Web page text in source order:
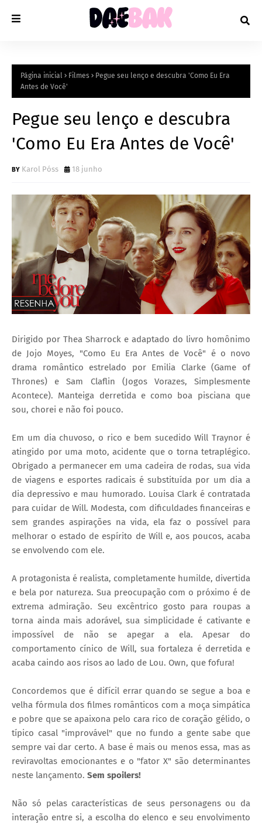
Página inicial Filmes
Pegue seu lenço e descubra 'Como Eu Era
Antes de Você'
Pegue seu lenço e descubra
'Como Eu Era Antes de Você'
Karol Póss 18 junho
Dirigido por Thea Sharrock e adaptado do livro homônimo
de Jojo Moyes, "Como Eu Era Antes de Você" é o novo
drama romântico estrelado por Emilia Clarke (Game of
Thrones) e Sam Claflin (Jogos Vorazes, Simplesmente
Acontece). Manteiga derretida e como boa pisciana que
sou, chorei e não foi pouco.
Em um dia chuvoso, o rico e bem sucedido Will Traynor é
atingido por uma moto, acidente que o torna tetraplégico.
Obrigado a permanecer em uma cadeira de rodas, sua vida
de viagens e esportes radicais é substituída por um dia a
dia depressivo e mau humorado. Louisa Clark é contratada
para cuidar de Will. Modesta, com dificuldades financeiras e
sem grandes aspirações na vida, ela faz o possível para
melhorar o estado de espírito de Will e, aos poucos, acaba
se envolvendo com ele.
A protagonista é realista, completamente humilde, divertida
e bela por natureza. Sua preocupação com o próximo é de
extrema admiração. Seu excêntrico gosto para roupas a
torna ainda mais adorável, sua simplicidade é cativante e
impossível de não se apegar a ela. Apesar do
comportamento cínico de Will, sua fortaleza é derretida e
acaba caindo aos risos ao lado de Lou. Own, que fofura!
Concordemos que é difícil errar quando se segue a boa e
velha fórmula dos filmes românticos com a moça simpática
e pobre que se apaixona pelo cara rico de coração gélido, o
típico casal "improvável" que no fundo a gente sabe que
sempre vai dar certo. A base é mais ou menos essa, mas as
reviravoltas emocionantes e o "fator X" são determinantes
neste lançamento. Sem spoilers!
Não só pelas características de seus personagens ou da
interação entre si, a escolha do elenco e seu envolvimento